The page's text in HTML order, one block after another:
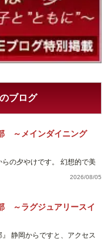
ブログ
～メインダイニング
の夕やけです。 幻想的で美
2026/08/05
～ラグジュアリースイ
』 静岡からですと、アクセス